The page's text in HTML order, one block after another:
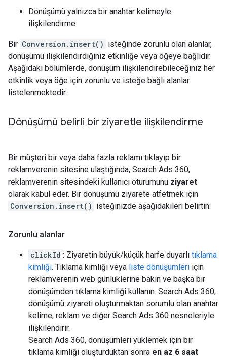
Dönüşümü yalnızca bir anahtar kelimeyle
ilişkilendirme
Bir Conversion.insert() isteğinde zorunlu olan alanlar,
dönüşümü ilişkilendirdiğiniz etkinliğe veya öğeye bağlıdır.
Aşağıdaki bölümlerde, dönüşüm ilişkilendirebileceğiniz her
etkinlik veya öğe için zorunlu ve isteğe bağlı alanlar
listelenmektedir.
Dönüşümü belirli bir ziyaretle ilişkilendirme
Bir müşteri bir veya daha fazla reklamı tıklayıp bir
reklamverenin sitesine ulaştığında, Search Ads 360,
reklamverenin sitesindeki kullanıcı oturumunu ziyaret
olarak kabul eder. Bir dönüşümü ziyarete atfetmek için
Conversion.insert() isteğinizde aşağıdakileri belirtin:
Zorunlu alanlar
clickId : Ziyaretin büyük/küçük harfe duyarlı tıklama
kimliği. Tıklama kimliği veya liste dönüşümleri için
reklamverenin web günlüklerine bakın ve başka bir
dönüşümden tıklama kimliği kullanın. Search Ads 360,
dönüşümü ziyareti oluşturmaktan sorumlu olan anahtar
kelime, reklam ve diğer Search Ads 360 nesneleriyle
ilişkilendirir.
Search Ads 360, dönüşümleri yüklemek için bir
tıklama kimliği oluşturduktan sonra en az 6 saat